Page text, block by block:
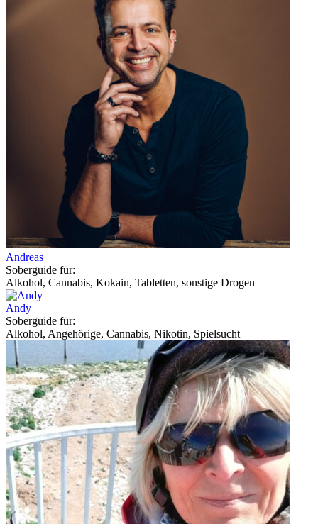
Andreas
Soberguide für:
Alkohol, Cannabis, Kokain, Tabletten, sonstige Drogen
Andy
Soberguide für:
Alkohol, Angehörige, Cannabis, Nikotin, Spielsucht